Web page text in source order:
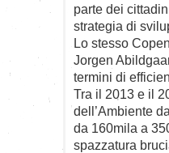
parte dei
strategia di
Lo stesso
Jorgen
termini di
Tra il 2013 e il
dell’Ambiente
da 160mila a
spazzatura